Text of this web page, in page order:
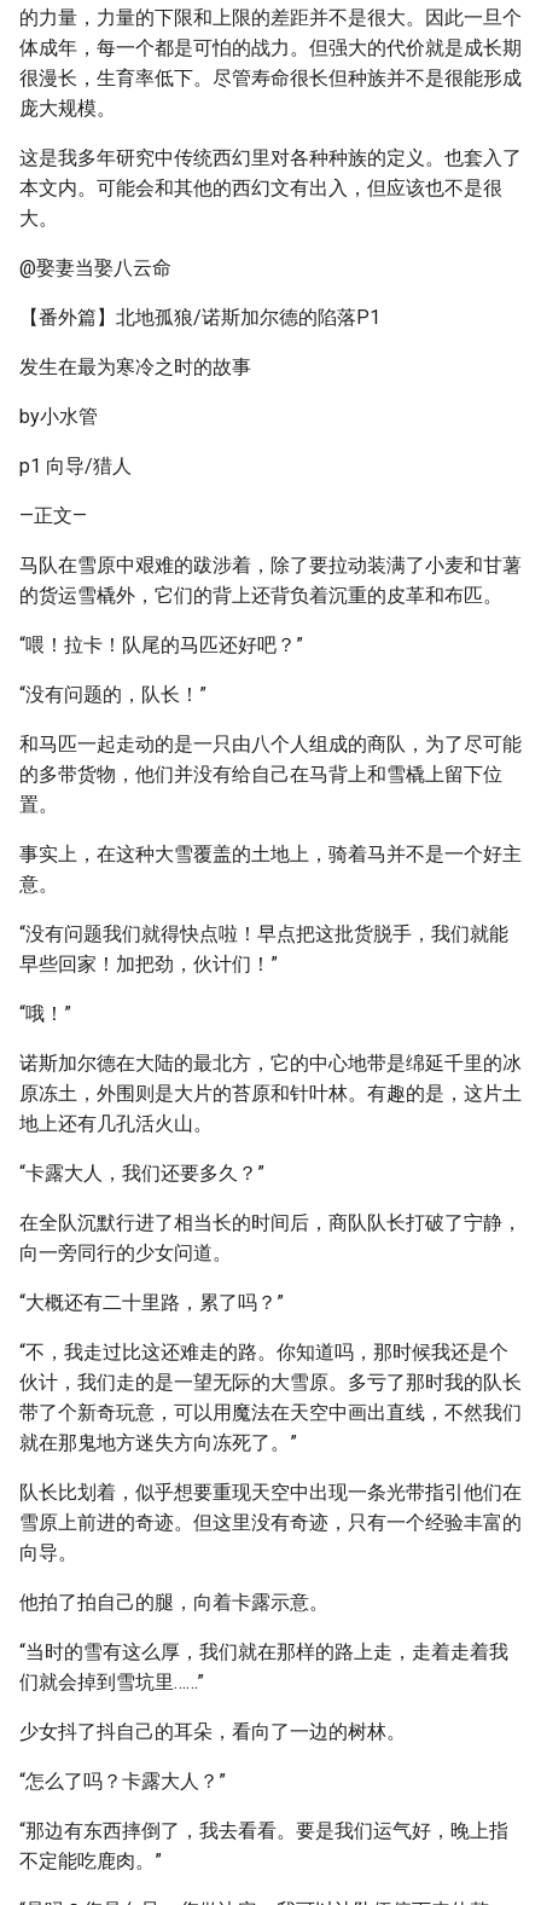
的力量，力量的下限和上限的差距并不是很大。因此一旦个
体成年，每一个都是可怕的战力。但强大的代价就是成长期
很漫长，生育率低下。尽管寿命很长但种族并不是很能形成
庞大规模。
这是我多年研究中传统西幻里对各种种族的定义。也套入了
本文内。可能会和其他的西幻文有出入，但应该也不是很
大。
@娶妻当娶八云命
【番外篇】北地孤狼/诺斯加尔德的陷落P1
发生在最为寒冷之时的故事
by小水管
p1 向导/猎人
—正文—
马队在雪原中艰难的跋涉着，除了要拉动装满了小麦和甘薯
的货运雪橇外，它们的背上还背负着沉重的皮革和布匹。
“喂！拉卡！队尾的马匹还好吧？”
“没有问题的，队长！”
和马匹一起走动的是一只由八个人组成的商队，为了尽可能
的多带货物，他们并没有给自己在马背上和雪橇上留下位
置。
事实上，在这种大雪覆盖的土地上，骑着马并不是一个好主
意。
“没有问题我们就得快点啦！早点把这批货脱手，我们就能
早些回家！加把劲，伙计们！”
“哦！”
诺斯加尔德在大陆的最北方，它的中心地带是绵延千里的冰
原冻土，外围则是大片的苔原和针叶林。有趣的是，这片土
地上还有几孔活火山。
“卡露大人，我们还要多久？”
在全队沉默行进了相当长的时间后，商队队长打破了宁静，
向一旁同行的少女问道。
“大概还有二十里路，累了吗？”
“不，我走过比这还难走的路。你知道吗，那时候我还是个
伙计，我们走的是一望无际的大雪原。多亏了那时我的队长
带了个新奇玩意，可以用魔法在天空中画出直线，不然我们
就在那鬼地方迷失方向冻死了。”
队长比划着，似乎想要重现天空中出现一条光带指引他们在
雪原上前进的奇迹。但这里没有奇迹，只有一个经验丰富的
向导。
他拍了拍自己的腿，向着卡露示意。
“当时的雪有这么厚，我们就在那样的路上走，走着走着我
们就会掉到雪坑里……”
少女抖了抖自己的耳朵，看向了一边的树林。
“怎么了吗？卡露大人？”
“那边有东西摔倒了，我去看看。要是我们运气好，晚上指
不定能吃鹿肉。”